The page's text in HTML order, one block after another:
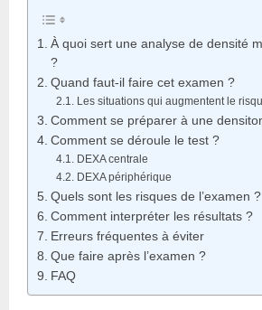
À quoi sert une analyse de densité
?
Quand faut-il faire cet examen ?
Les situations qui augmentent le
Comment se préparer à une
Comment se déroule le test ?
DEXA centrale
DEXA périphérique
Quels sont les risques de l’examen ?
Comment interpréter les résultats ?
Erreurs fréquentes à éviter
Que faire après l’examen ?
FAQ